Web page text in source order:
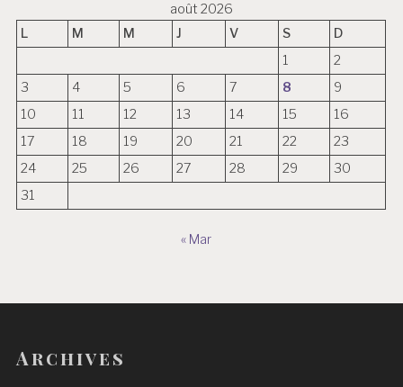
août 2026
L
M M J V S
D
1
2
3
4 5 6 7 8
9
10
11 12 13 14 15
16
17
18 19 20 21 22
23
24
25 26 27 28 29
30
31
« Mar
Archives